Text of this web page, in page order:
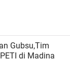
Gubsu,Tim
PETI di Madina